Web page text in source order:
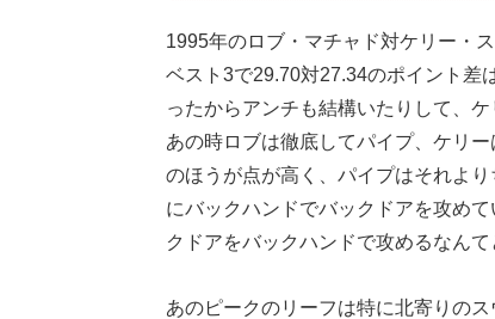
1995年のロブ・マチャド対ケリー・
ベスト3で29.70対27.34のポイント差
ったからアンチも結構いたりして、
あの時ロブは徹底してパイプ、ケリ
のほうが点が高く、パイプはそれよ
にバックハンドでバックドアを攻め
クドアをバックハンドで攻めるなん
あのピークのリーフは特に北寄りの